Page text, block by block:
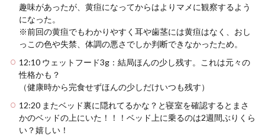
趣味があったが、黄疸になってからはよりマメに観察するよう
になった。
※前回の黄疸でもわかりやすく耳や歯茎には黄疸はなく、おし
っこの色や失禁、体調の悪さでしか判断できなかったため。
12:10 ウェットフード3g：結局ほんの少し残す。これは元々の
性格かも？
（健康時から完食せずほんの少しだけいつも残す）
12:20 またベッド裏に隠れてるかな？と寝室を確認するとまさ
かのベッドの上にいた！！！ベッド上に乗るのは2週間ぶりくら
い？嬉しい！